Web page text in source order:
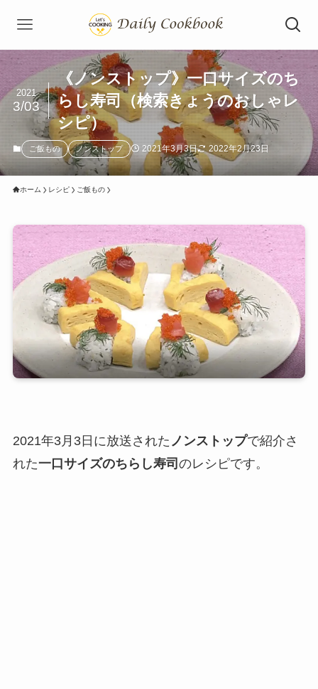
《ノンストップ》一口サイズのち
らし寿司（検索きょうのおしゃレ
シピ）
2021
3/03
ご飯もの ノンストップ 2021年3月3日 2022年2月23日
ホーム レシピ ご飯もの
2021年3月3日に放送された ノンストップで紹介さ
れた一口サイズのちらし寿司 のレシピです。